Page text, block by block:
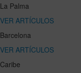
La Palma
VER ARTÍCULOS
Barcelona
VER ARTÍCULOS
Caribe